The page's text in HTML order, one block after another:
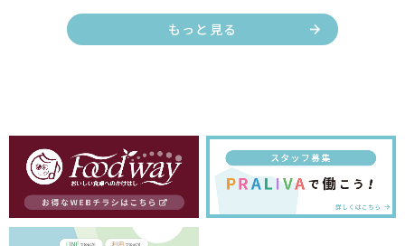
もっと見る